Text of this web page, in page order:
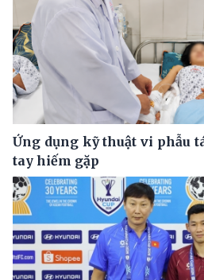
Ứng dụng kỹ thuật vi phẫu
tay hiếm gặp